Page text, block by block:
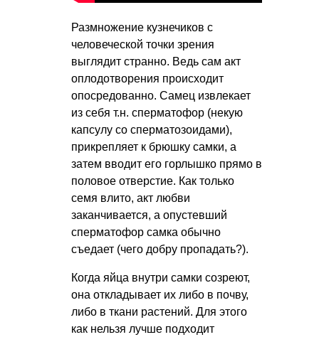
Размножение кузнечиков с
человеческой точки зрения
выглядит странно. Ведь сам акт
оплодотворения происходит
опосредованно. Самец извлекает
из себя т.н. сперматофор (некую
капсулу со сперматозоидами),
прикрепляет к брюшку самки, а
затем вводит его горлышко прямо в
половое отверстие. Как только
семя влито, акт любви
заканчивается, а опустевший
сперматофор самка обычно
съедает (чего добру пропадать?).
Когда яйца внутри самки созреют,
она откладывает их либо в почву,
либо в ткани растений. Для этого
как нельзя лучше подходит